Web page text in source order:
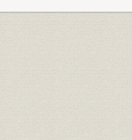
貿易商一覧
10(1921)
東京美術倶楽部設立初期の重役
たちとその周辺の美術商たち
1907(明治
明治期の美術商達 大正14年5
初代社長・黒川新三郎の略歴 嘉永2年4
符丁のはなし(付・労働者の賃
金)
起立工商会社名刺 1889年